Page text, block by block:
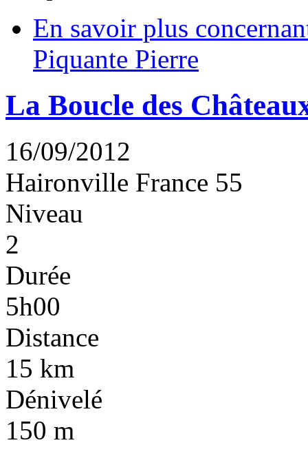
En savoir plus
Piquante Pierre
La Boucle des
16/09/2012
Haironville France 55
Niveau
2
Durée
5h00
Distance
15 km
Dénivelé
150 m